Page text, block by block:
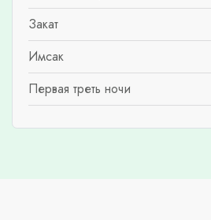
Закат
Имсак
Первая треть ночи